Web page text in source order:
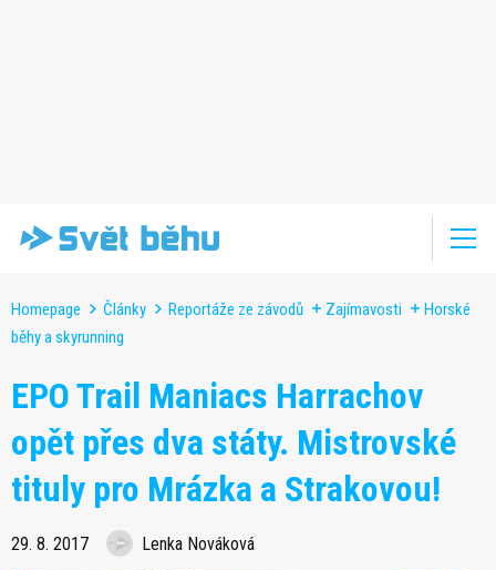
Homepage Články Reportáže ze závodů Zajímavosti
Horské
běhy a skyrunning
EPO Trail Maniacs Harrachov
opět přes dva státy. Mistrovské
tituly pro Mrázka a Strakovou!
29. 8. 2017 Lenka Nováková